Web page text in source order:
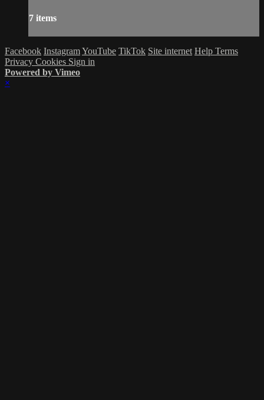
7 items
Facebook InstagramYouTube TikTok Site internet Help Terms
Privacy Cookies Sign in
Powered by Vimeo
×